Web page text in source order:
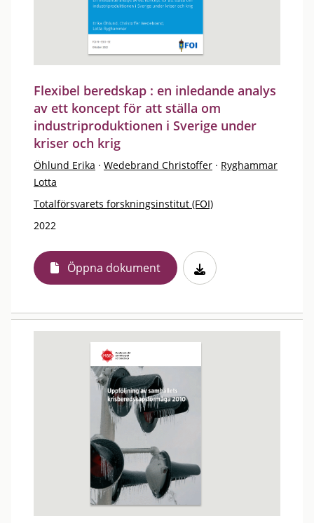
Flexibel beredskap : en inledande analys
av ett koncept för att ställa om
industriproduktionen i Sverige under
kriser och krig
Öhlund Erika · Wedebrand Christoffer · Ryghammar
Lotta
Totalförsvarets forskningsinstitut (FOI)
2022
Öppna dokument